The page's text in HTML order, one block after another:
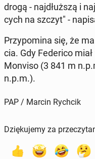
drogą - naj­dłuż­szą i
cych na szczyt" -
Przy­po­mi­na się, że
cia. Gdy Fe­de­ri­co
Monviso (3 841 m
n.p.m.).
PAP / Marcin Rychcik
Dziękujemy za